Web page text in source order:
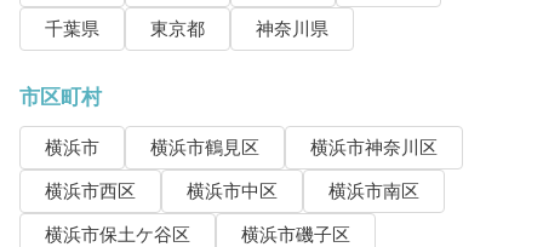
千葉県
東京都 神奈川県
市区町村
横浜市 横浜市鶴見区
横浜市神奈川区
横浜市西区
横浜市中区
横浜市南区
横浜市保土ケ谷区
横浜市磯子区